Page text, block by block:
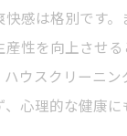
感は格別です
性を向上させ
ハウスクリーニ
心理的な健康